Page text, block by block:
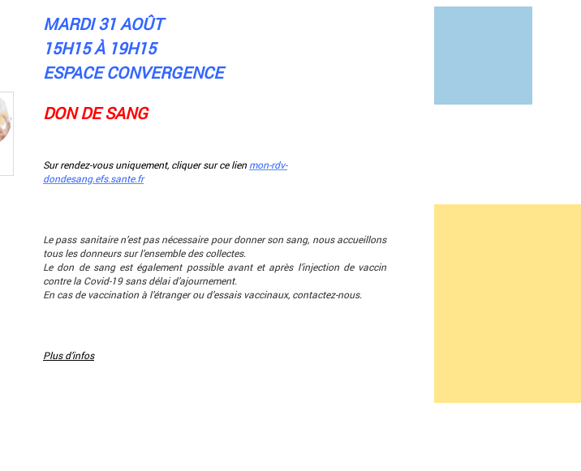
MARDI 31 AOÛT
15H15 À 19H15
ESPACE CONVERGENCE
DON DE SANG
Sur rendez-vous uniquement, cliquer sur ce lien mon-rdv-
dondesang.efs.sante.fr
Le pass sanitaire n’est pas nécessaire pour donner son sang, nous accueillons
tous les donneurs sur l’ensemble des collectes.
Le don de sang est également possible avant et après l’injection de vaccin
contre la Covid-19 sans délai d’ajournement.
En cas de vaccination à l’étranger ou d’essais vaccinaux, contactez-nous.
Plus d’infos